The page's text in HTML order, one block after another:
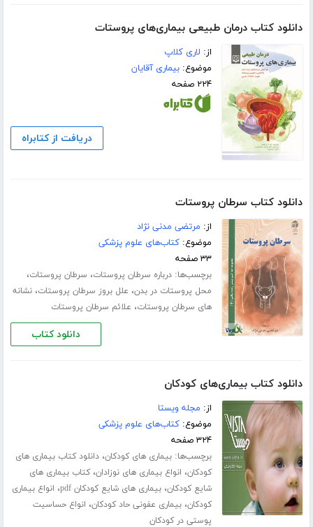
دانلود کتاب درمان طبیعی بیماری‌های پروستات
از: لاری کلاپ
موضوع:بیماری آقایان
۲۲۴ صفحه
دریافت از کتابراه
دانلود کتاب سرطان پروستات
از: مرتضی مدنی نژاد
موضوع:کتاب‌های علوم پزشکی
۳۳ صفحه
برچسب‌ها:درباره سرطان پروستات، سرطان پروستات،
محل پروستات در بدن، علل بروز سرطان پروستات،نشانه
های سرطان پروستات، علائم سرطان پروستات
دانلود کتاب
دانلود کتاب بیماری‌های کودکان
از: مجله ویستا
موضوع:کتاب‌های علوم پزشکی
۳۲۴ صفحه
برچسب‌ها:بیماری های کودکان،دانلود کتاب بیماری های
کودکان، انواع بیماری های نوزادان،کتاب بیماری های
شایع کودکان،بیماری های شایع کودکان pdf ، انواع بیماری
کودکان،بیماری عفونی حاد کودکان، انواع حساسیت
پوستی در کودکان